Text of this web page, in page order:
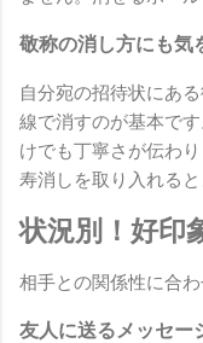
敬称の消し方にも気
自分宛の招待状にあ
線で消すのが基本で
けでも丁寧さが伝わ
寿消しを取り入れる
状況別！好印
相手との関係性に合
友人に送るメッセー